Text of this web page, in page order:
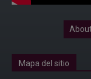
Mapa del sitio